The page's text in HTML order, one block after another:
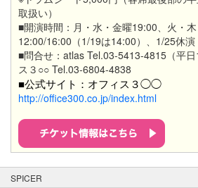
取扱い）
■開演時間：月・水・金曜19:00、火・
12:00/16:00（1/19は14:00）、1/25休演
■問合せ：atlas Tel.03-5413-4815（平
ス３○○ Tel.03-6804-4838
■公式サイト：オフィス３◯◯
http://office300.co.jp/index.html
SPICER